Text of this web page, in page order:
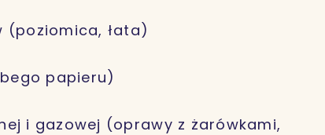
(poziomica, łata)
papieru)
i gazowej (oprawy z żarówkami,